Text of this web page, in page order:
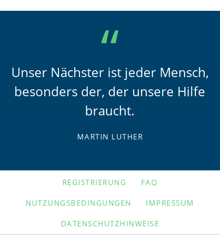
Unser Nächster ist jeder Mensch,
besonders der, der unsere Hilfe
braucht.
MARTIN LUTHER
NAVIGATION
REGISTRIERUNG FAQ
NUTZUNGSBEDINGUNGEN IMPRESSUM
DATENSCHUTZHINWEISE